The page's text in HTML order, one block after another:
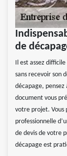
de
Il est assez
sans recevoir son
décapage, pensez
document vous
votre projet. Vous
professionnelle
de devis de votre
décapage est